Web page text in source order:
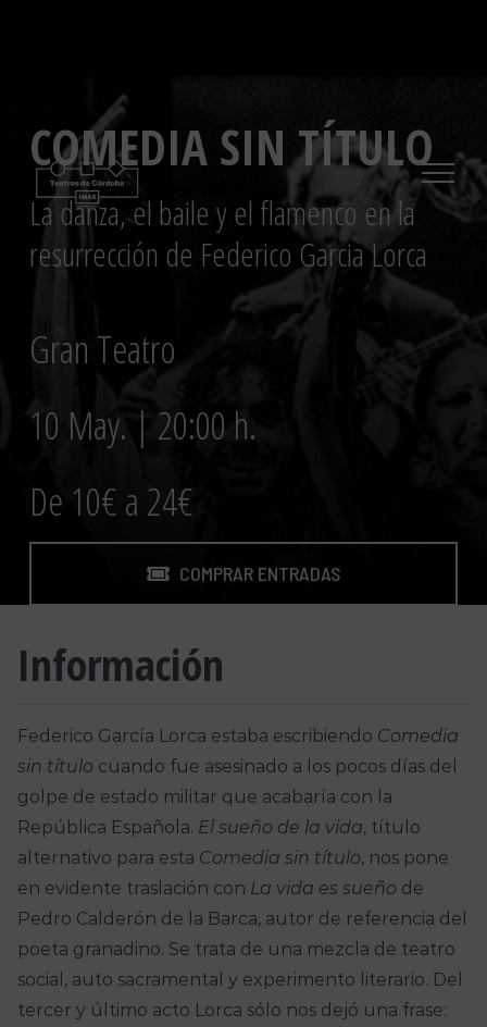
COMEDIA SIN TÍTULO
La danza, el baile y el flamenco en la
resurrección de Federico Garcia Lorca
Gran Teatro
10 May. | 20:00 h.
De 10€ a 24€
COMPRAR ENTRADAS
Información
Federico García Lorca estaba escribiendo Comedia
sin título cuando fue asesinado a los pocos días del
golpe de estado militar que acabaría con la
República Española. El sueño de la vida, título
alternativo para esta Comedia sin título, nos pone
en evidente traslación con La vida es sueño de
Pedro Calderón de la Barca, autor de refe­rencia del
poeta granadino. Se trata de una mezcla de teatro
social, auto sacramental y experimento literario. Del
tercer y último acto Lorca sólo nos dejó una frase: